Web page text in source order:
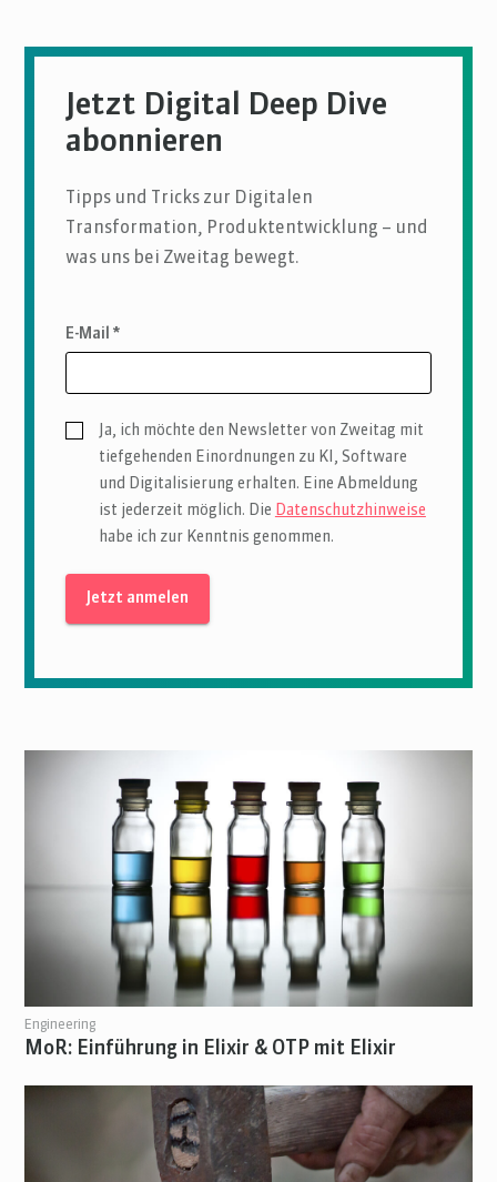
Jetzt Digital Deep Dive
abonnieren
Tipps und Tricks zur Digitalen
Transformation, Produktentwicklung – und
was uns bei Zweitag bewegt.
E-Mail *
Ja, ich möchte den Newsletter von Zweitag mit
tiefgehenden Einordnungen zu KI, Software
und Digitalisierung erhalten. Eine Abmeldung
ist jederzeit möglich. Die Datenschutzhinweise
habe ich zur Kenntnis genommen.
Engineering
MoR: Einführung in Elixir & OTP mit Elixir